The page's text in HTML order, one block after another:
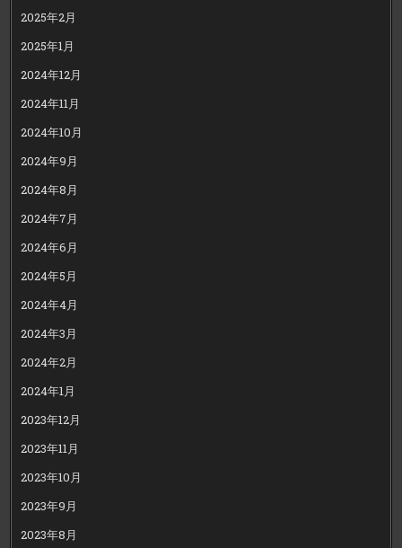
2025年2月
2025年1月
2024年12月
2024年11月
2024年10月
2024年9月
2024年8月
2024年7月
2024年6月
2024年5月
2024年4月
2024年3月
2024年2月
2024年1月
2023年12月
2023年11月
2023年10月
2023年9月
2023年8月